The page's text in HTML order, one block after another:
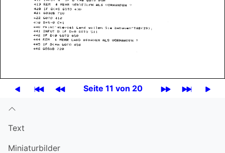
Seite 11 von 20
Text
Miniatur­bilder